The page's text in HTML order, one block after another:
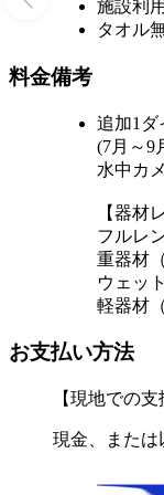
施設利
タオル
料金備考
追加1
(7月～9
水中カ
【器材
フ
重器材
ウ
軽器材
お支払い方法
【現地での支
現金、または